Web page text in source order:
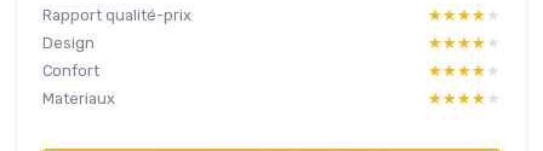
Rapport qualité-prix ★★★★★
★★★★★
Design
★★★★★
★★★★★
Confort
★★★★★
★★★★★
Materiaux
★★★★★
★★★★★